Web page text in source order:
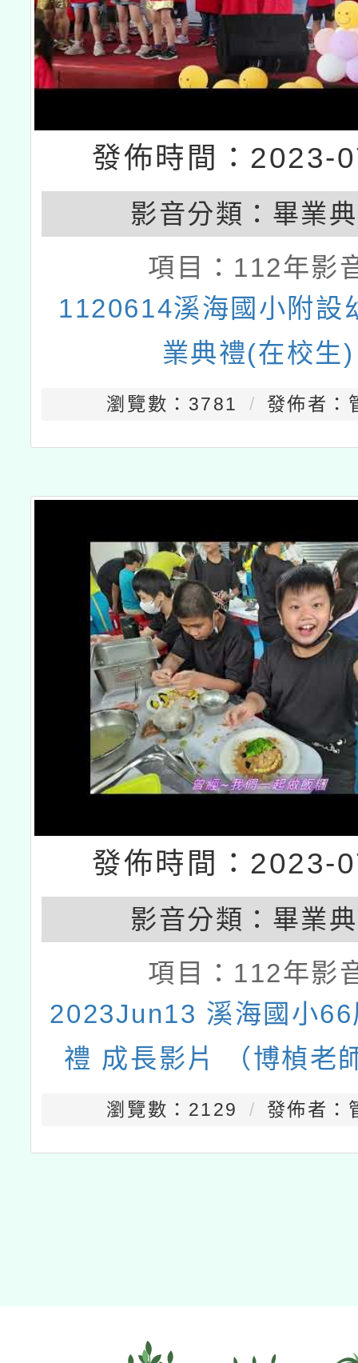
發佈時間：2023-
影音分類： 畢業
項目： 112年影
1120614溪海國小附設
業典禮(在校生)
瀏覽數：3781 發佈者：
發佈時間：2023-
影音分類： 畢業
項目： 112年影
2023Jun13 溪海國小
禮 成長影片 （博楨老
瀏覽數：2129 發佈者：